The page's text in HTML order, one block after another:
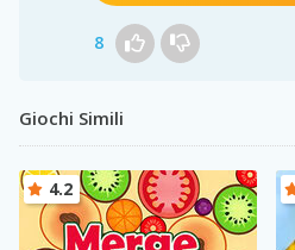
8
Giochi Simili
4.2